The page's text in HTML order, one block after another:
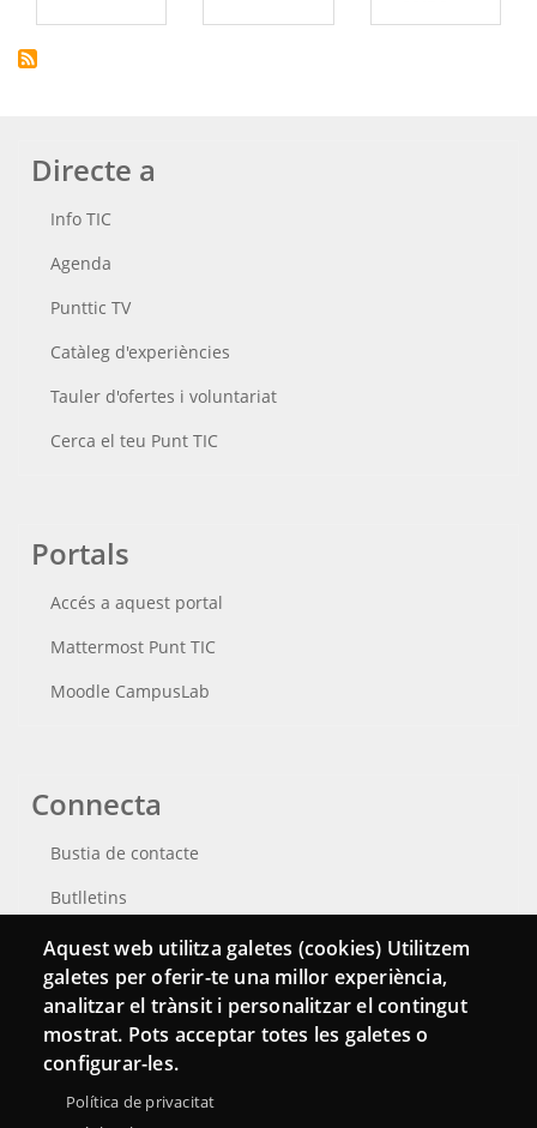
Directe a
Info TIC
Agenda
Punttic TV
Catàleg d'experiències
Tauler d'ofertes i voluntariat
Cerca el teu Punt TIC
Portals
Accés a aquest portal
Mattermost Punt TIC
Moodle CampusLab
Connecta
Bustia de contacte
Butlletins
Aquest web utilitza galetes (cookies) Utilitzem
galetes per oferir-te una millor experiència,
analitzar el trànsit i personalitzar el contingut
mostrat. Pots acceptar totes les galetes o
configurar-les.
Política de privacitat